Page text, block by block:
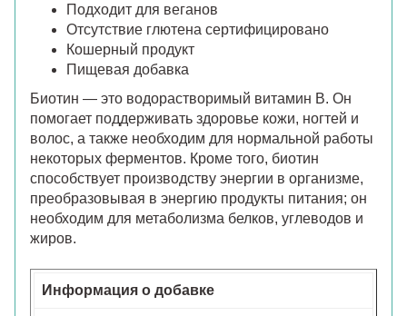
Подходит для веганов
Отсутствие глютена сертифицировано
Кошерный продукт
Пищевая добавка
Биотин — это водорастворимый витамин B. Он
помогает поддерживать здоровье кожи, ногтей и
волос, а также необходим для нормальной работы
некоторых ферментов. Кроме того, биотин
способствует производству энергии в организме,
преобразовывая в энергию продукты питания; он
необходим для метаболизма белков, углеводов и
жиров.
Информация о добавке